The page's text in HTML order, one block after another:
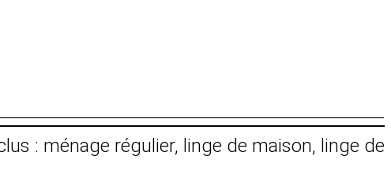
: ménage régulier, linge de maison, linge de